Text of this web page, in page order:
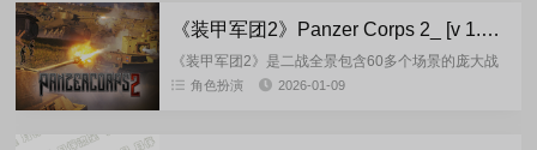
《装甲军团2》Panzer Corps 2_ [v 1.17.1+DLCs]_FitGir 重制完整版
《装甲军团2》是二战全景包含60多个场景的庞大战
役，极具深度的回合制玩法，你将在二战期间指挥德
角色扮演 2026-01-09